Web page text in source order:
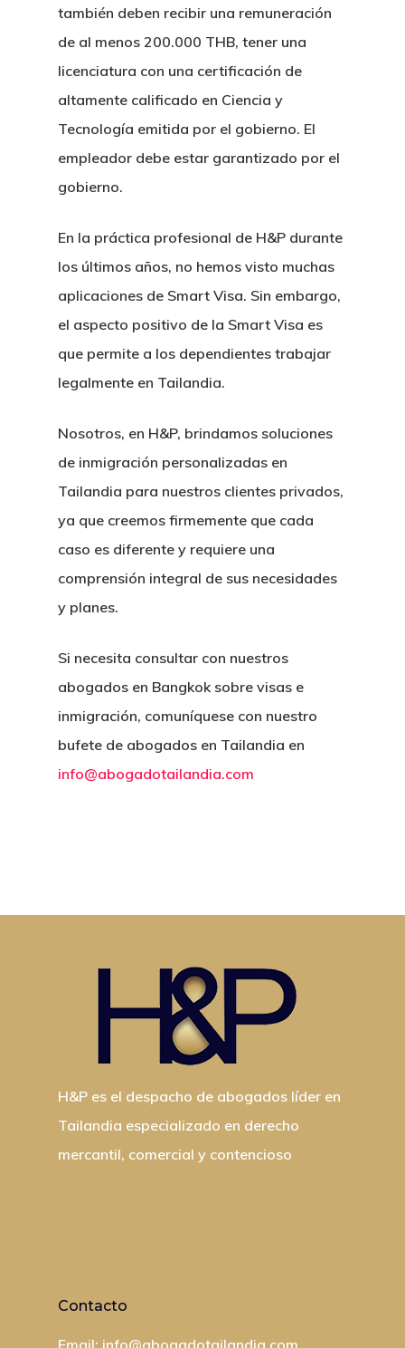
también deben recibir una remuneración
de al menos 200.000 THB, tener una
licenciatura con una certificación de
altamente calificado en Ciencia y
Tecnología emitida por el gobierno. El
empleador debe estar garantizado por el
gobierno.
En la práctica profesional de H&P durante
los últimos años, no hemos visto muchas
aplicaciones de Smart Visa. Sin embargo,
el aspecto positivo de la Smart Visa es
que permite a los dependientes trabajar
legalmente en Tailandia.
Nosotros, en H&P, brindamos soluciones
de inmigración personalizadas en
Tailandia para nuestros clientes privados,
ya que creemos firmemente que cada
caso es diferente y requiere una
comprensión integral de sus necesidades
y planes.
Si necesita consultar con nuestros
abogados en Bangkok sobre visas e
inmigración, comuníquese con nuestro
bufete de abogados en Tailandia en
info@abogadotailandia.com
H&P es el despacho de abogados líder en
Tailandia especializado en derecho
mercantil, comercial y contencioso
Contacto